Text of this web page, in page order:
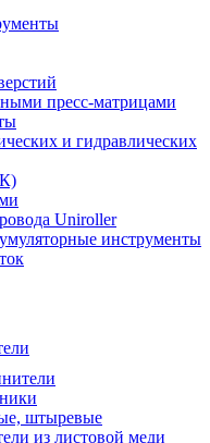
пресс-матрицами
и гидравлических
Uniroller
инструменты
штыревые
из листовой меди